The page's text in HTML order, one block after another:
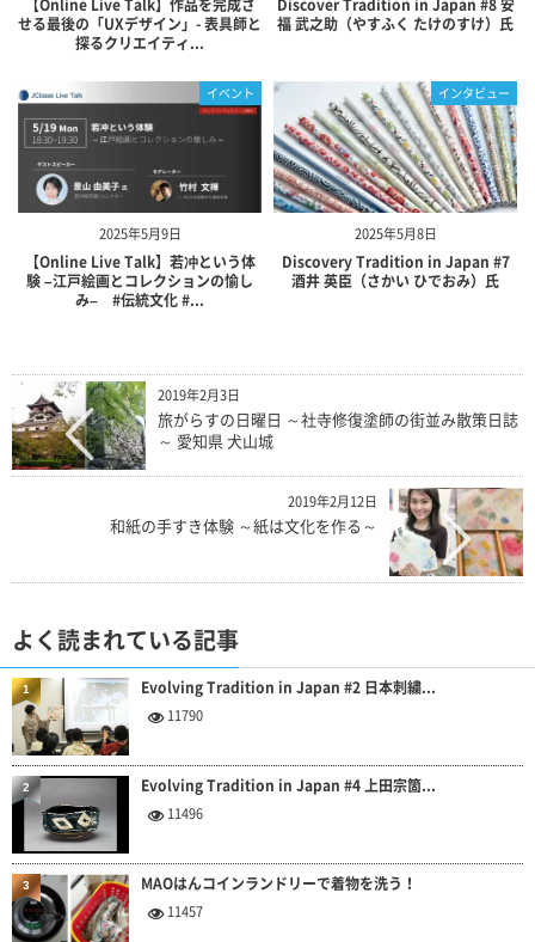
【Online Live Talk】作品を完成さ
せる最後の「UXデザイン」- 表具師と
探るクリエイティ...
Discover Tradition in Japan #8 安
福 武之助（やすふく たけのすけ）氏
2025年5月9日
イベント
【Online Live Talk】若冲という体
験 –江戸絵画とコレクションの愉し
み– #伝統文化 #...
2025年5月8日
インタビュー
Discovery Tradition in Japan #7
酒井 英臣（さかい ひでおみ）氏
2019年2月3日
旅がらすの日曜日 ～社寺修復塗師の街並み散策日誌
～ 愛知県 犬山城
2019年2月12日
和紙の手すき体験 ～紙は文化を作る～
よく読まれている記事
Evolving Tradition in Japan #2 日本刺繍...
11790
1
Evolving Tradition in Japan #4 上田宗箇...
11496
2
MAOはんコインランドリーで着物を洗う！
11457
3